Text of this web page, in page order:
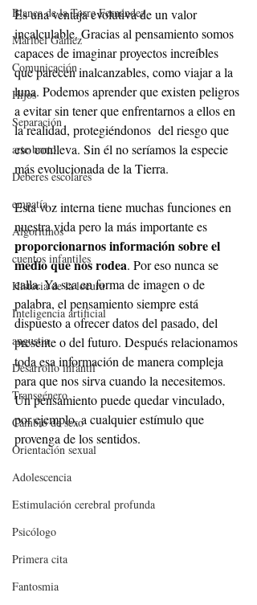
Blanca de la Torre Fernández
Maribel Gámez
Comunicación
Hijos
Separación
arte bruto
Deberes escolares
empatía
Algoritmos
cuentos infantiles
Historia de la locura
Inteligencia artificial
angustia
Desarrollo infantil
Transgénero
Cambio de sexo
Orientación sexual
Adolescencia
Estimulación cerebral profunda
Psicólogo
Primera cita
Fantosmia
Es una ventaja evolutiva de un valor
incalculable. Gracias al pensamiento somos
capaces de imaginar proyectos increíbles
que parecen inalcanzables, como viajar a la
luna. Podemos aprender que existen peligros
a evitar sin tener que enfrentarnos a ellos en
la realidad, protegiéndonos  del riesgo que
eso conlleva. Sin él no seríamos la especie
más evolucionada de la Tierra.
Esta voz interna tiene muchas funciones en
nuestra vida pero la más importante es
proporcionarnos información sobre el
medio que nos rodea. Por eso nunca se
calla. Ya sea en forma de imagen o de
palabra, el pensamiento siempre está
dispuesto a ofrecer datos del pasado, del
presente o del futuro. Después relacionamos
toda esa información de manera compleja
para que nos sirva cuando la necesitemos.
Un pensamiento puede quedar vinculado,
por ejemplo, a cualquier estímulo que
provenga de los sentidos.